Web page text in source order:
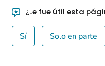
¿Le fue útil esta
Sí Solo en parte